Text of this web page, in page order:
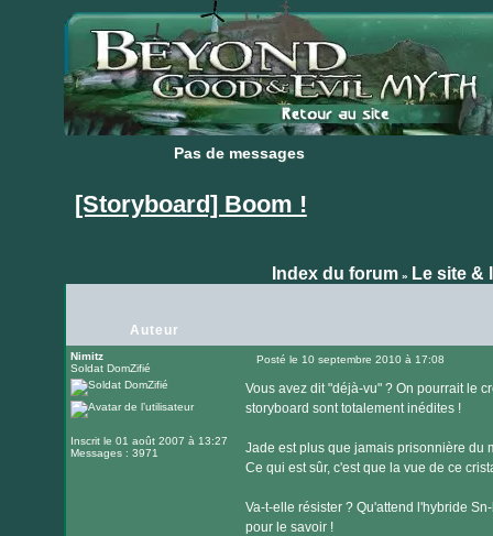
Pas de messages
Pas de messages
[Storyboard] Boom !
Index du forum» Le site &
Auteur
Nimitz
Soldat DomZifié
Inscrit le 01 août 2007 à 13:27
Messages : 3971
Posté le 10 septembre 2010 à 17:08
Vous avez dit "déjà-vu" ? On pourrait le
storyboard sont totalement inédites !
Jade est plus que jamais prisonnière du
Ce qui est sûr, c'est que la vue de ce
Va-t-elle résister ? Qu'attend l'hybride
pour le savoir !